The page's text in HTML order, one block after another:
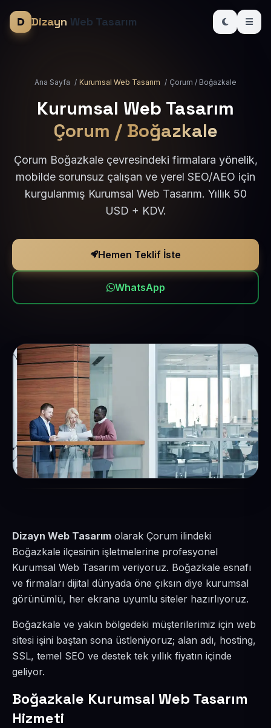
Dizayn Web Tasarım
Ana Sayfa / Kurumsal Web Tasarım / Çorum / Boğazkale
Kurumsal Web Tasarım
Çorum / Boğazkale
Çorum Boğazkale çevresindeki firmalara yönelik,
mobilde sorunsuz çalışan ve yerel SEO/AEO için
kurgulanmış Kurumsal Web Tasarım. Yıllık 50
USD + KDV.
Hemen Teklif İste
WhatsApp
Dizayn Web Tasarım olarak Çorum ilindeki
Boğazkale ilçesinin işletmelerine profesyonel
Kurumsal Web Tasarım veriyoruz. Boğazkale esnafı
ve firmaları dijital dünyada öne çıksın diye kurumsal
görünümlü, her ekrana uyumlu siteler hazırlıyoruz.
Boğazkale ve yakın bölgedeki müşterilerimiz için web
sitesi işini baştan sona üstleniyoruz; alan adı, hosting,
SSL, temel SEO ve destek tek yıllık fiyatın içinde
geliyor.
Boğazkale Kurumsal Web Tasarım
Hizmeti